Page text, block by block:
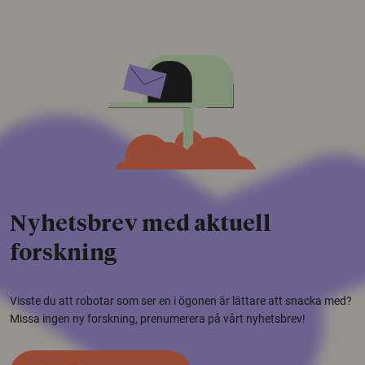
Nyhetsbrev med aktuell
forskning
Visste du att robotar som ser en i ögonen är lättare att snacka med?
Missa ingen ny forskning, prenumerera på vårt nyhetsbrev!